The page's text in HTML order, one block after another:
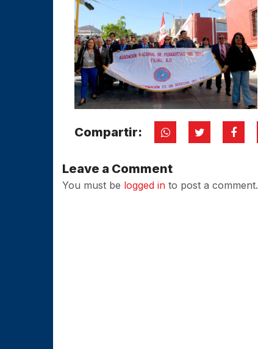
Compartir:
Leave a Comment
You must be logged in to post a comment.